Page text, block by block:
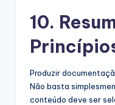
10.
Produzir
Não basta
conteúdo deve ser